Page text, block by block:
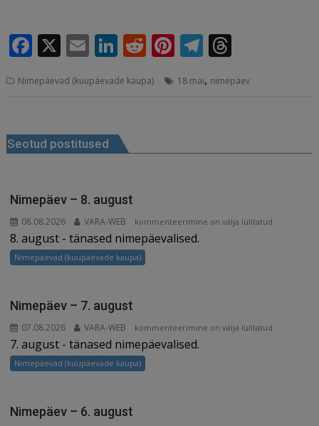
F
c
b
o
k
X E
ai
Li
k
dI
n
R
d
Pi
te
st
T
e
m
r
d
Nimepäevad (kuupäevade kaupa) 18 mai, nimepäev
Seotud postitused
Nimepäev – 8. august
08.08.2026 VARA-WEB
Nimepäev
–
8.
august
kommenteerimine on välja lülitatud
8. august - tänased nimepäevalised.
Nimepäevad (kuupäevade kaupa)
Nimepäev – 7. august
07.08.2026 VARA-WEB
Nimepäev
–
7.
august
kommenteerimine on välja lülitatud
7. august - tänased nimepäevalised.
Nimepäevad (kuupäevade kaupa)
Nimepäev – 6. august